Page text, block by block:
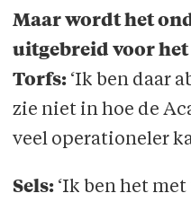
Maar wordt het
uitgebreid voor het
Torfs: ‘Ik ben daar
zie niet in hoe de
veel operationeler
Sels: ‘Ik ben het